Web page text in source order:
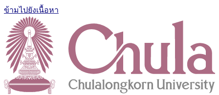
ข้ามไปยังเนื้อหา